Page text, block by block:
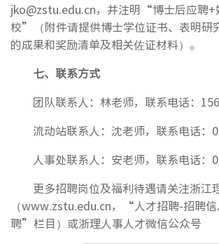
jko@zstu.edu.cn，并注明“博士后应聘+
校”（附件请提供博士学位证书、表明研
的成果和奖励清单及相关佐证材料）。
七、联系方式
团队联系人：林老师，联系电话：
流动站联系人：沈老师，联系电话：
人事处联系人：安老师，联系电话：
更多招聘岗位及福利待遇请关注浙江
（www.zstu.edu.cn，“人才招聘-招聘
聘”栏目）或浙理人事人才微信公众号